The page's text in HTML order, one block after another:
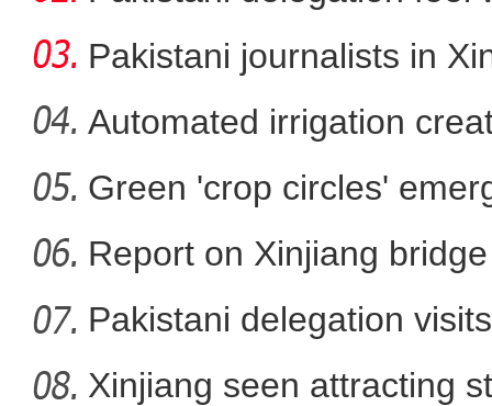
新疆乌恰：凌晨突降雨夹雪
developm
Pakistani journalists in
Automated irrigation
Green 'crop circles'
Report on Xinjiang
sa
Pakistani delegation
Xinjiang seen attracting